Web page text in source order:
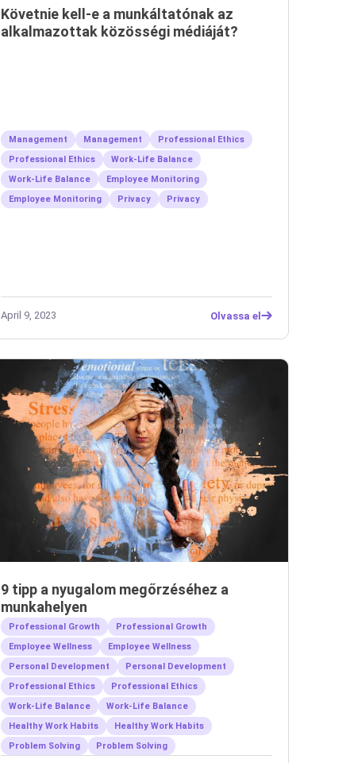
Követnie kell-e a munkáltatónak az
alkalmazottak közösségi médiáját?
Management Management
Professional Ethics
Professional Ethics
Work-Life Balance
Work-Life Balance
Employee Monitoring
Employee Monitoring
Privacy Privacy
April 9, 2023 Olvassa el
9 tipp a nyugalom megőrzéséhez a
munkahelyen
Professional Growth
Professional Growth
Employee Wellness
Employee Wellness
Personal Development
Personal Development
Professional Ethics
Professional Ethics
Work-Life Balance
Work-Life Balance
Healthy Work Habits
Healthy Work Habits
Problem Solving
Problem Solving